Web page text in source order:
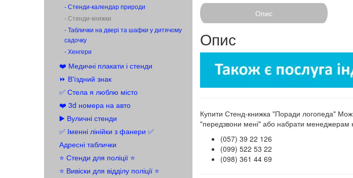
- Стенди-календар природи
- Стенди-книжки
- Таблички на двері та шафки у дитячому
садочку
- Хенгери
❤️ Медичні плакати і стенди
⏩ В'їздний знак
✅ Стела я люблю місто
❤️ 3d номера на авто
▶️ Вуличні стенди
✅ Іменні лінійки з фанери ✅
Адресні таблички
⭐ Стенди для поліції ⭐
⭐️ Вивіски для відділу поліції ⭐️
Опис
Опис
Купити Стенд-книжка "Поради логопеда"
"передзвони мені" або набрати менеджерам
(057) 39 22 126
(099) 522 53 22
(098) 361 44 69